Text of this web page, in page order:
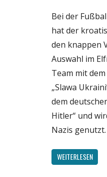
Sport
Wissenschaft
Bei der
hat der
den knappen
Auswahl im
Team mit
„Slawa
dem
Hitler“ und
Nazis genutzt.
WEITERLESEN